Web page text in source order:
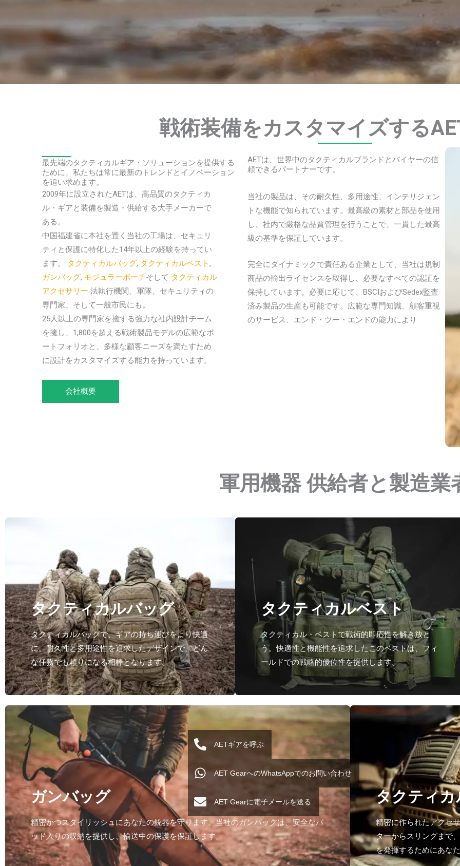
大手戦術用品サプ
ライヤー
戦術装備のワンストップ・ソリューション。
戦術装備をカスタマイズする
最先端のタクティカルギア・ソリューションを提供する
ために、私たちは常に最新のトレンドとイノベーション
を追い求めます。
2009年に設立されたAETは、高品質のタクティカ
ル・ギアと装備を製造・供給する大手メーカーで
ある。
中国福建省に本社を置く当社の工場は、セキュリ
ティと保護に特化した14年以上の経験を持ってい
ます。
タクティカルバッグ, タクティカルベスト,
ガンバッグ, モジュラーポーチそして タクティカル
アクセサリー 法執行機関、軍隊、セキュリティの
専門家、そして一般市民にも。
25人以上の専門家を擁する強力な社内設計チーム
を擁し、1,800を超える戦術製品モデルの広範なポ
ートフォリオと、多様な顧客ニーズを満たすため
に設計をカスタマイズする能力を持っています。
会社概要
AETは、世界中のタクティカルブランドとバイヤーの信
頼できるパートナーです。
当社の製品は、その耐久性、多用途性、インテリジェン
トな機能で知られています。最高級の素材と部品を使用
し、社内で厳格な品質管理を行うことで、一貫した最高
級の基準を保証しています。
完全にダイナミックで責任ある企業として、当社は規制
商品の輸出ライセンスを取得し、必要なすべての認証を
保持しています。必要に応じて、BSCIおよびSedex監査
済み製品の生産も可能です。広範な専門知識、顧客重視
のサービス、エンド・ツー・エンドの能力により
軍用機器 供給者と製造業
タクティカルバッグ
タクティカルバッグで、ギアの持ち運びをより快適
に。耐久性と多用途性を追求したデザインで、どん
な任務でも頼りになる相棒となります。
タクティカルベスト
タクティカル・ベストで戦術的即応性を解き放と
う。快適性と機能性を追求したこのベストは、フィ
ールドでの戦略的優位性を提供します。
ガンバッグ
精密かつスタイリッシュにあなたの銃器を守ります。当社のガンバッグは、安全なパ
ッド入りの収納を提供し、輸送中の保護を保証します。
タクティ
精密に作られたアクセ
ターからスリングまで
を発揮するためにあな
AETギアを呼ぶ
AET GearへのWhatsAppでのお問い合わせ
AET Gearに電子メールを送る